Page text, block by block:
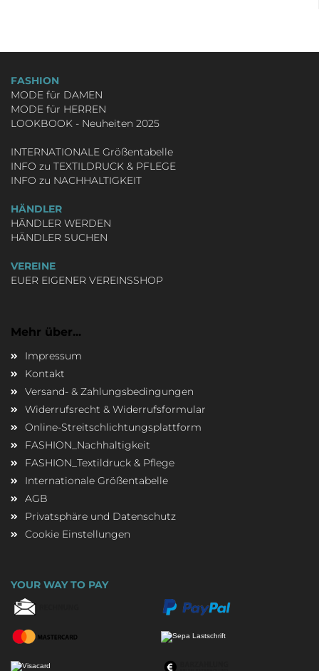
FASHION
MODE für DAMEN
MODE für HERREN
LOOKBOOK - Neuheiten 2025
INTERNATIONALE Größentabelle
INFO zu TEXTILDRUCK & PFLEGE
INFO zu NACHHALTIGKEIT
HÄNDLER
HÄNDLER WERDEN
HÄNDLER SUCHEN
VEREINE
EUER EIGENER VEREINSSHOP
Mehr über...
Impressum
Kontakt
Versand- & Zahlungsbedingungen
Widerrufsrecht & Widerrufsformular
Online-Streitschlichtungsplattform
FASHION_Nachhaltigkeit
FASHION_Textildruck & Pflege
Internationale Größentabelle
AGB
Privatsphäre und Datenschutz
Cookie Einstellungen
YOUR WAY TO PAY